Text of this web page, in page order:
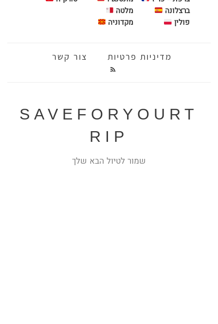
ברצלונה
פולין
מלטה
מקדוניה
מדיניות פרטיות צור קשר
SAVEFORYOURT
RIP
שמור לטיול הבא שלך